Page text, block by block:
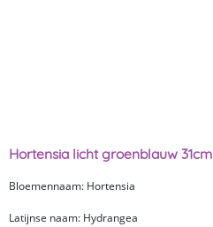
Hortensia licht groenblauw 31cm
Bloemennaam: Hortensia
Latijnse naam: Hydrangea